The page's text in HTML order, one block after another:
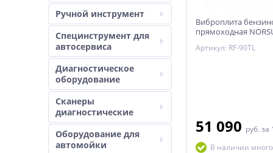
Ручной инструмент
Специнструмент для
автосервиса
Диагностическое
оборудование
Сканеры
диагностические
Оборудование для
автомойки
Виброплита
прямоходная
(колесный
воды)
Артикул: RF-90TL
51 090 руб. за
В наличии много